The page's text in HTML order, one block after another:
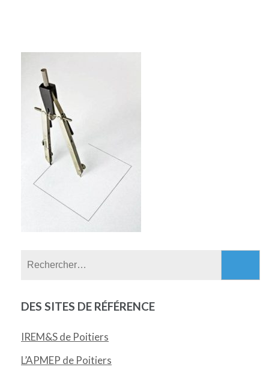
DES SITES DE RÉFÉRENCE
IREM&S de Poitiers
L’APMEP de Poitiers